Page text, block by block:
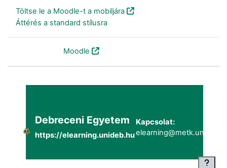
Töltse le a Moodle-t a mobiljára
Áttérés a standard stílusra
Moodle
Debreceni Egyetem
https://elearning.unideb.hu
Kapcsolat: